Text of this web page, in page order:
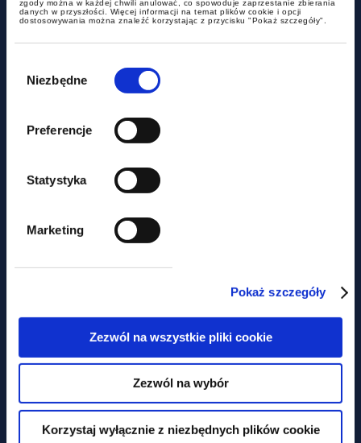
zgody można w każdej chwili anulować, co spowoduje zaprzestanie zbierania
danych w przyszłości. Więcej informacji na temat plików cookie i opcji
dostosowywania można znaleźć korzystając z przycisku "Pokaż szczegóły".
zgody
Niezbędne
Preferencje
Statystyka
Marketing
Pokaż szczegóły
Zezwól na wszystkie pliki cookie
Zezwól na wybór
Korzystaj wyłącznie z niezbędnych plików cookie
aktualności
AI w doradztwie podatkowym:
koniec prostych porad, czas na
ekspercką wartość
Obawiasz się,
że ominą Cię
najważniejsze zmiany
W prawie?